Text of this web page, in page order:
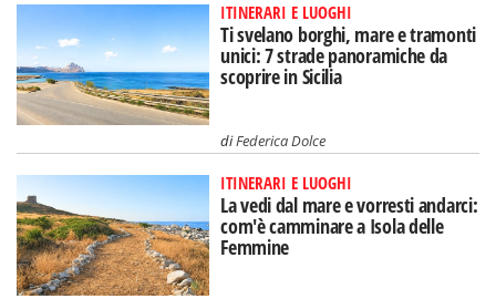
ITINERARI E LUOGHI
Ti svelano borghi, mare e tramonti
unici: 7 strade panoramiche da
scoprire in Sicilia
diFederica Dolce
ITINERARI E LUOGHI
La vedi dal mare e vorresti andarci:
com'è camminare a Isola delle
Femmine